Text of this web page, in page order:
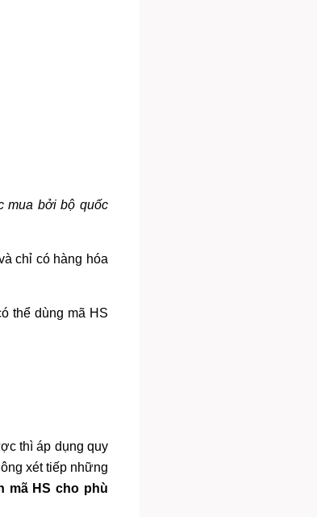
mua bởi bộ quốc
chỉ có hàng hóa
thể dùng mã HS
thì áp dụng quy
xét tiếp những
mã HS cho phù